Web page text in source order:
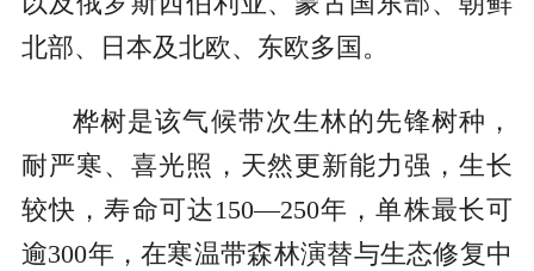
北部、日本及北欧、东欧多国。
桦树是该气候带次生林的先锋树种，
耐严寒、喜光照，天然更新能力强，生长
较快，寿命可达150—250年，单株最长可
逾300年，在寒温带森林演替与生态修复中